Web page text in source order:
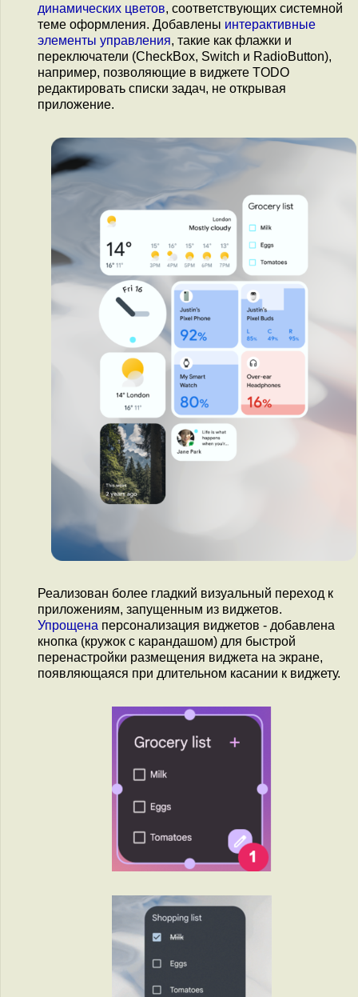
динамических цветов, соответствующих системной
теме оформления. Добавлены интерактивные
элементы управления, такие как флажки и
переключатели (CheckBox, Switch и RadioButton),
например, позволяющие в виджете TODO
редактировать списки задач, не открывая
приложение.
Реализован более гладкий визуальный переход к
приложениям, запущенным из виджетов.
Упрощена персонализация виджетов - добавлена
кнопка (кружок с карандашом) для быстрой
перенастройки размещения виджета на экране,
появляющаяся при длительном касании к виджету.